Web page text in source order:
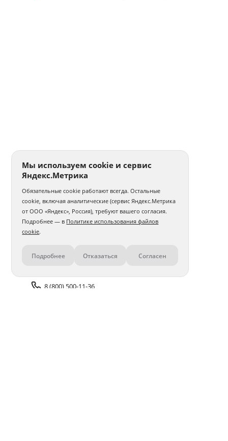
Контакты
8 (800) 500-11-36
Мы используем cookie и сервис
Яндекс.Метрика
Обязательные cookie работают всегда. Остальные
cookie, включая аналитические (сервис Яндекс.Метрика
от ООО «Яндекс», Россия), требуют вашего согласия.
Подробнее — в Политике использования файлов
cookie.
Подробнее Отказаться Согласен